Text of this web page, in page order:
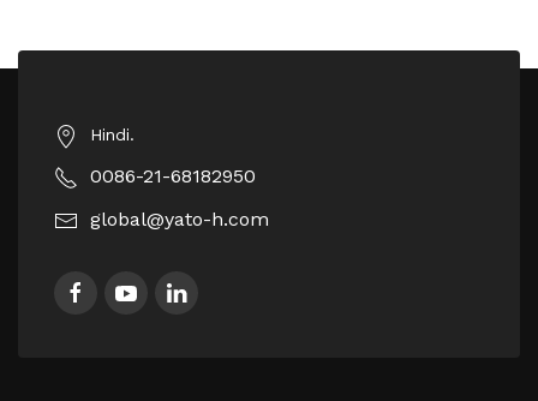
Hindi.
0086-21-68182950
global@yato-h.com